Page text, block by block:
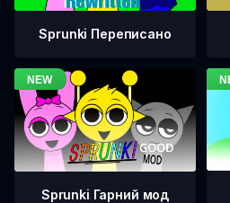
Sprunki Переписано
Sprunki Гарний мод